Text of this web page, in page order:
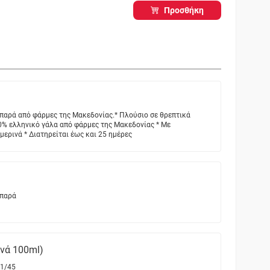
Προσθήκη
από φάρμες της Μακεδονίας.* Πλούσιο σε θρεπτικά
ελληνικό γάλα από φάρμες της Μακεδονίας * Με
* Διατηρείται έως και 25 ημέρες
100ml)
45